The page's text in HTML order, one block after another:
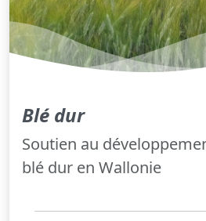
Blé dur
Soutien au
blé dur en Wallonie